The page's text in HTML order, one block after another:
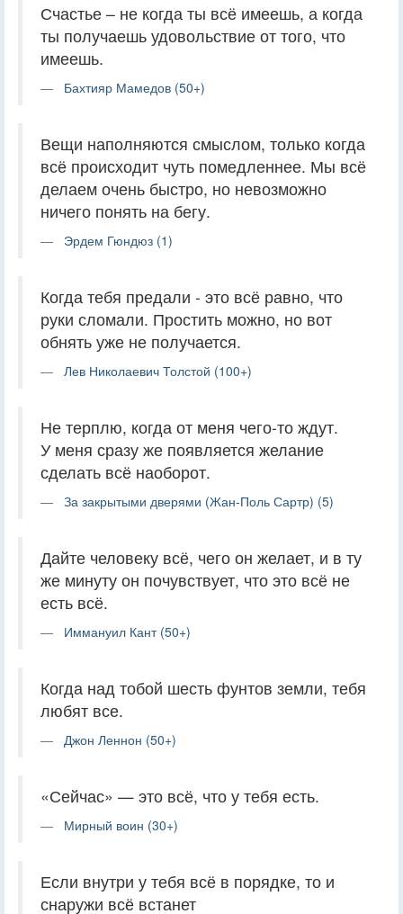
Счастье – не когда ты всё имеешь, а когда
ты получаешь удовольствие от того, что
имеешь.
Бахтияр Мамедов (50+)
Вещи наполняются смыслом, только когда
всё происходит чуть помедленнее. Мы всё
делаем очень быстро, но невозможно
ничего понять на бегу.
Эрдем Гюндюз (1)
Когда тебя предали - это всё равно, что
руки сломали. Простить можно, но вот
обнять уже не получается.
Лев Николаевич Толстой (100+)
Не терплю, когда от меня чего-то ждут.
У меня сразу же появляется желание
сделать всё наоборот.
За закрытыми дверями (Жан-Поль Сартр) (5)
Дайте человеку всё, чего он желает, и в ту
же минуту он почувствует, что это всё не
есть всё.
Иммануил Кант (50+)
Когда над тобой шесть фунтов земли, тебя
любят все.
Джон Леннон (50+)
«Сейчас» — это всё, что у тебя есть.
Мирный воин (30+)
Если внутри у тебя всё в порядке, то и
снаружи всё встанет